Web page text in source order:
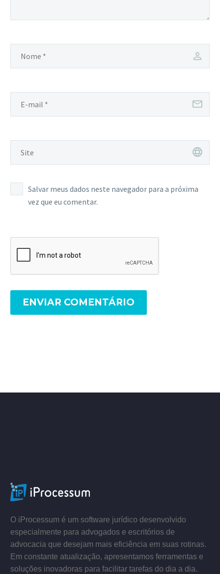
Salvar meus dados neste navegador para a próxima
vez que eu comentar.
ENVIAR COMENTÁRIO
O iProcessum é um software jurídico desenvolvido
especialmente para advogados e escritórios de
advocacia que desejam mais eficiência em suas rotinas.
Em constante atualização, apresentamos ferramentas e
soluções inovadoras para facilitar tarefas do dia a dia.